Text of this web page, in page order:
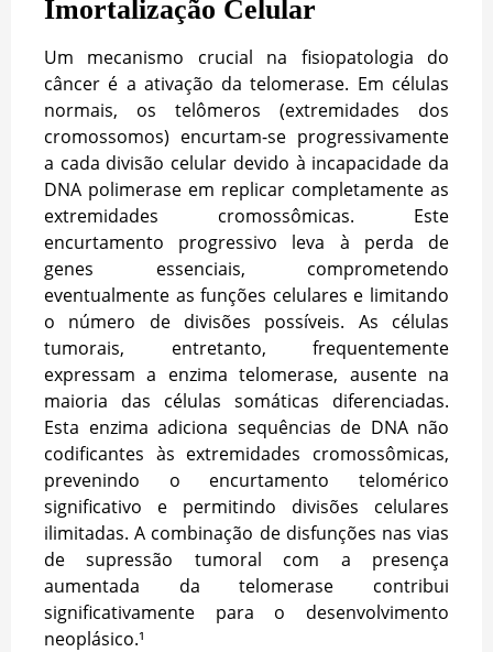
Imortalização Celular
Um mecanismo crucial na fisiopatologia do
câncer é a ativação da telomerase. Em células
normais, os telômeros (extremidades dos
cromossomos) encurtam-se progressivamente
a cada divisão celular devido à incapacidade da
DNA polimerase em replicar completamente as
extremidades cromossômicas. Este
encurtamento progressivo leva à perda de
genes essenciais, comprometendo
eventualmente as funções celulares e limitando
o número de divisões possíveis. As células
tumorais, entretanto, frequentemente
expressam a enzima telomerase, ausente na
maioria das células somáticas diferenciadas.
Esta enzima adiciona sequências de DNA não
codificantes às extremidades cromossômicas,
prevenindo o encurtamento telomérico
significativo e permitindo divisões celulares
ilimitadas. A combinação de disfunções nas vias
de supressão tumoral com a presença
aumentada da telomerase contribui
significativamente para o desenvolvimento
neoplásico.¹